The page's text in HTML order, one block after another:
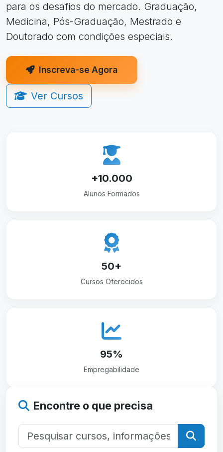
para os desafios do mercado. Graduação,
Medicina, Pós-Graduação, Mestrado e
Doutorado com condições especiais.
Inscreva-se Agora
Ver Cursos
+10.000
Alunos Formados
50+
Cursos Oferecidos
95%
Empregabilidade
Encontre o que precisa